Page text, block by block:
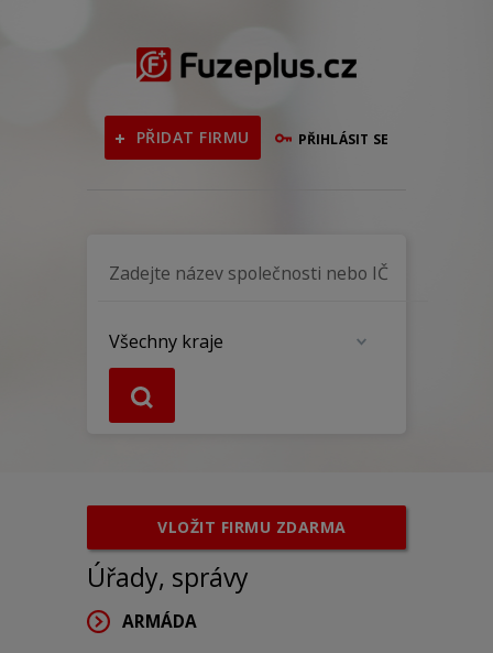
PŘIDAT FIRMU PŘIHLÁSIT SE
VLOŽIT FIRMU ZDARMA
Úřady, správy
ARMÁDA